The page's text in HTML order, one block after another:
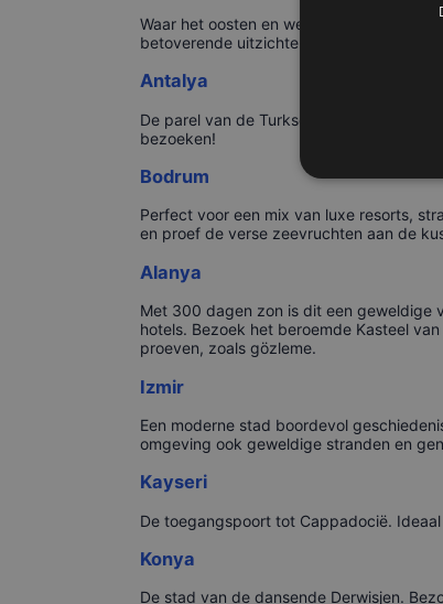
Waar het oosten en westen letterlijk
betoverende uitzichten vanaf de
Antalya
De parel van de Turkse Rivièra.
bezoeken!
Bodrum
Perfect voor een mix van luxe resorts,
en proef de verse zeevruchten aan de
Alanya
Met 300 dagen zon is dit een geweldige
hotels. Bezoek het beroemde Kasteel
proeven, zoals gözleme.
Izmir
Een moderne stad boordevol
omgeving ook geweldige stranden en
Kayseri
De toegangspoort tot Cappadocië.
Konya
De stad van de dansende Derwisjen.